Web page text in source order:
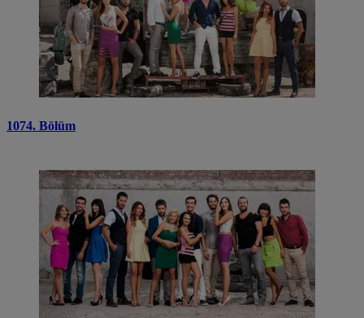
1074. Bölüm